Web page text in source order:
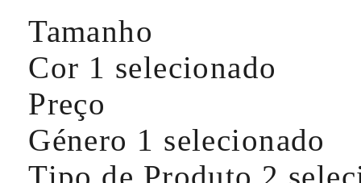
Tamanho
Cor 1 selecionado
Preço
Género 1 selecionado
Tipo de Produto 2